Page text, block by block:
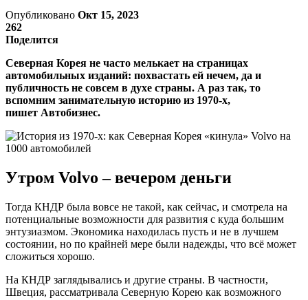
Опубликовано Окт 15, 2023
262
Поделится
Северная Корея не часто мелькает на страницах
автомобильных изданий: похвастать ей нечем, да и
публичность не совсем в духе страны. А раз так, то
вспомним занимательную историю из 1970-х,
пишет Автобизнес.
Утром Volvo – вечером деньги
Тогда КНДР была вовсе не такой, как сейчас, и смотрела на
потенциальные возможности для развития с куда большим
энтузиазмом. Экономика находилась пусть и не в лучшем
состоянии, но по крайней мере были надежды, что всё может
сложиться хорошо.
На КНДР заглядывались и другие страны. В частности,
Швеция, рассматривала Северную Корею как возможного